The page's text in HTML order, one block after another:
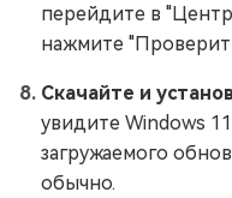
перейдите в
нажмите
Скачайте и
увидите Windows
загружаемого
обычно.